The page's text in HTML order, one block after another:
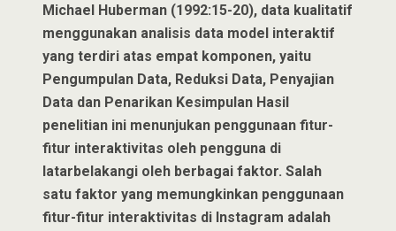
Michael Huberman (1992:15-20), data kualitatif
menggunakan analisis data model interaktif
yang terdiri atas empat komponen, yaitu
Pengumpulan Data, Reduksi Data, Penyajian
Data dan Penarikan Kesimpulan Hasil
penelitian ini menunjukan penggunaan fitur-
fitur interaktivitas oleh pengguna di
latarbelakangi oleh berbagai faktor. Salah
satu faktor yang memungkinkan penggunaan
fitur-fitur interaktivitas di Instagram adalah